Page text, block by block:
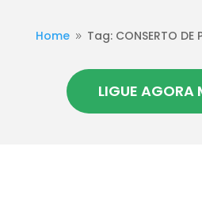
Home 9 Tag: CONSERTO DE
LIGUE AGORA